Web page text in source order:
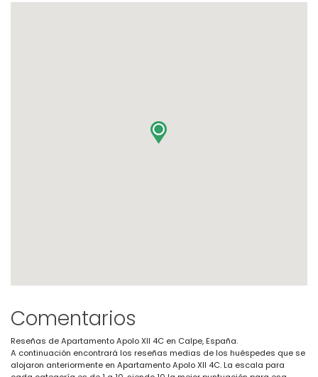
Comentarios
Reseñas de Apartamento Apolo XII 4C en Calpe, España.
A continuación encontrará los reseñas medias de los huéspedes que se
alojaron anteriormente en Apartamento Apolo XII 4C. La escala para